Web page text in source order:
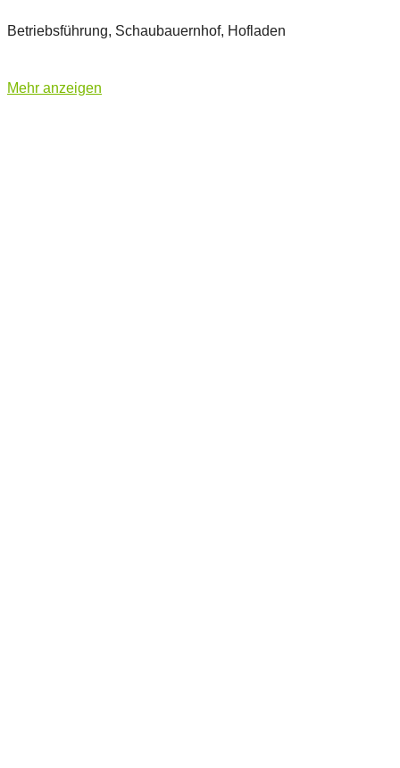
Betriebsführung, Schaubauernhof, Hofladen
Mehr anzeigen